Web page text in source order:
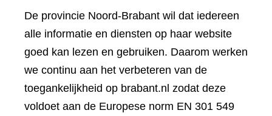
De provincie Noord-Brabant wil dat iedereen
alle informatie en diensten op haar website
goed kan lezen en gebruiken. Daarom werken
we continu aan het verbeteren van de
toegankelijkheid op brabant.nl zodat deze
voldoet aan de Europese norm EN 301 549